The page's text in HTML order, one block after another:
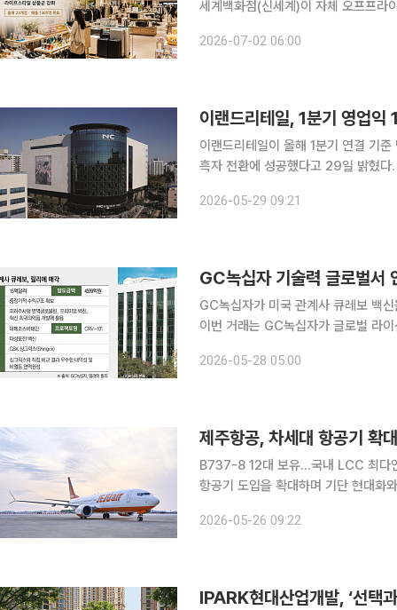
세계백화점(신세계)이 자체 오프프라
2026-07-02 06:00
이랜드리테일이 올해 1분기 연결 기
흑자 전환에 성공했다고 29일 밝혔
이후 처음으로, 본격적인 실적 회복
2026-05-29 09:21
GC녹십자 기술력 글로벌서
GC녹십자가 미국 관계사 큐레보 백
이번 거래는 GC녹십자가 글로벌 라
‘알리글로’의 자체 상업화 성공에 이
2026-05-28 05:00
제주항공, 차세대 항공기 확
B737-8 12대 보유…국내 LCC 최다연료 효율
항공기 도입을 확대하며 기단 현대화
은 B737-8 항공기 11·12호기를 잇달
2026-05-26 09:22
IPARK현대산업개발, ‘선택